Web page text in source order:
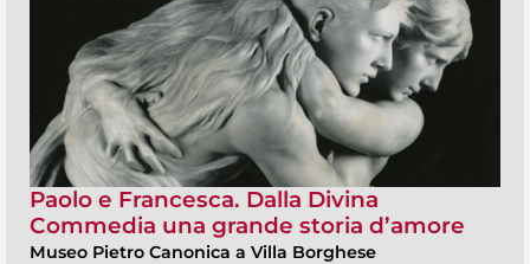
Paolo e Francesca. Dalla Divina
Commedia una grande storia d’amore
Museo Pietro Canonica a Villa Borghese